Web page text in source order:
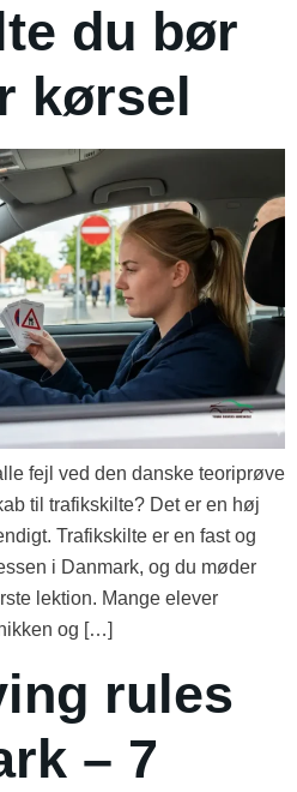
du bør
kørsel
fejl ved den danske teoriprøve
til trafikskilte? Det er en høj
Trafikskilte er en fast og
i Danmark, og du møder
lektion. Mange elever
og […]
rules
– 7